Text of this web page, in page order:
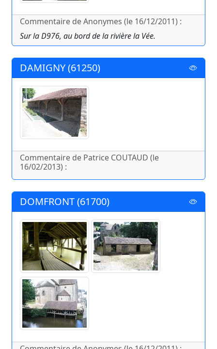
Commentaire de Anonymes (le 16/12/2011) :
Sur la D976, au bord de la rivière la Vée.
DAMIGNY (61250)
Commentaire de Patrice COUTAUD (le
16/02/2013) :
DOMFRONT (61700)